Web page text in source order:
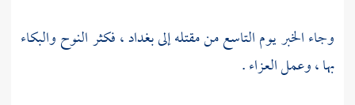
وجاء الخبر يوم التاسع من مقتله إلىبغداد، فكثر النوح والبكاء
بها ، وعمل العزاء .